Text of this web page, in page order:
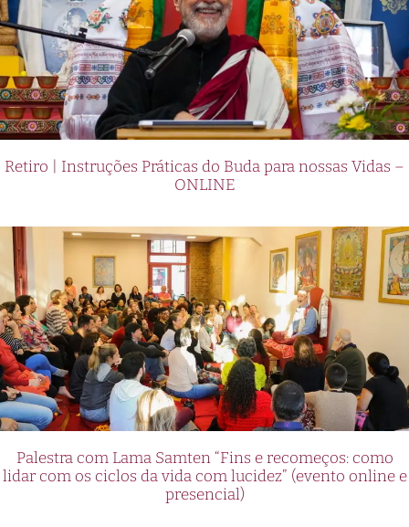
Retiro | Instruções Práticas do Buda para nossas Vidas –
ONLINE
Palestra com Lama Samten “Fins e recomeços: como
lidar com os ciclos da vida com lucidez” (evento online e
presencial)